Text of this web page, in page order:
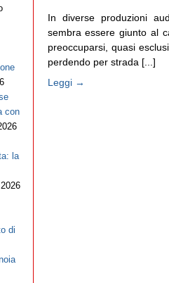
In diverse produzioni
sembra essere giunto al
preoccuparsi, quasi
perdendo per strada [...]
Leggi →
con
la
di